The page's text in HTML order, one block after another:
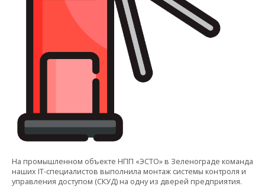
На промышленном объекте НПП «ЭСТО» в Зеленограде команда
наших IT-специалистов выполнила монтаж системы контроля и
управления доступом (СКУД) на одну из дверей предприятия.